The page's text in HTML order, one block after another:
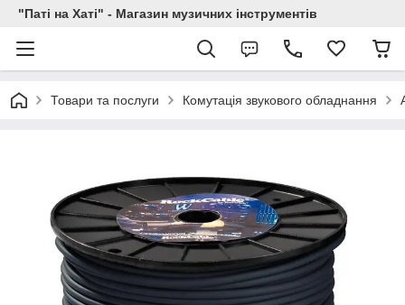
"Паті на Хаті" - Магазин музичних інструментів
Товари та послуги Комутація звукового обладнання